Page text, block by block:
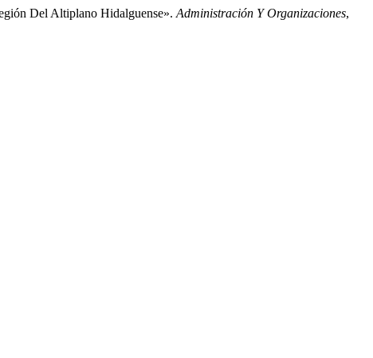
Del Altiplano Hidalguense». Administración Y Organizaciones,